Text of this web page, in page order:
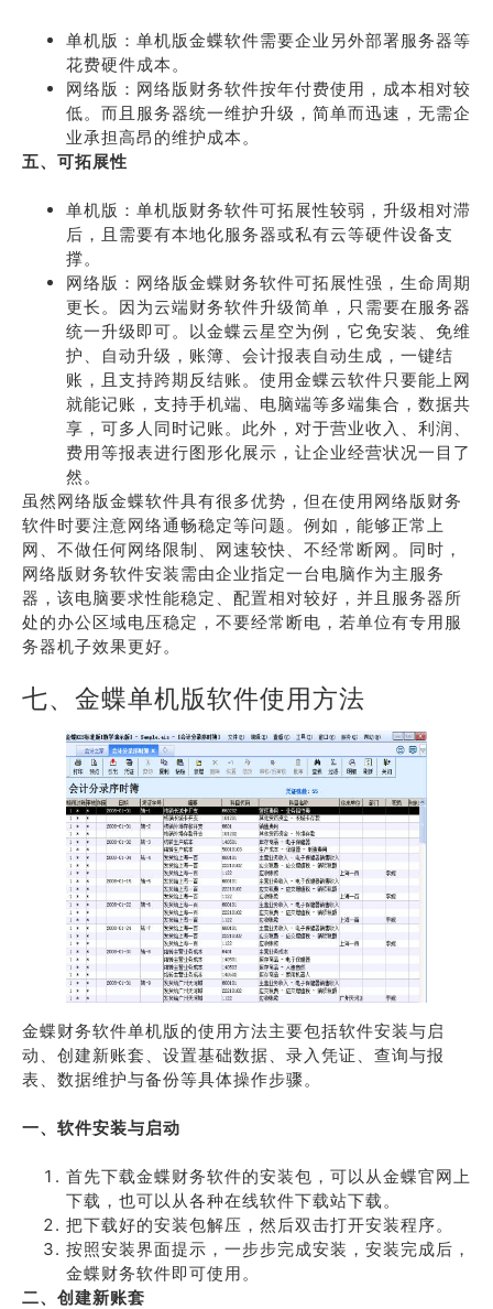
单机版：单机版金蝶软件需要企业另外部署服务器等
花费硬件成本。
网络版：网络版财务软件按年付费使用，成本相对较
低。而且服务器统一维护升级，简单而迅速，无需企
业承担高昂的维护成本。
五、可拓展性
单机版：单机版财务软件可拓展性较弱，升级相对滞
后，且需要有本地化服务器或私有云等硬件设备支
撑。
网络版：网络版金蝶财务软件可拓展性强，生命周期
更长。因为云端财务软件升级简单，只需要在服务器
统一升级即可。以金蝶云星空为例，它免安装、免维
护、自动升级，账簿、会计报表自动生成，一键结
账，且支持跨期反结账。使用金蝶云软件只要能上网
就能记账，支持手机端、电脑端等多端集合，数据共
享，可多人同时记账。此外，对于营业收入、利润、
费用等报表进行图形化展示，让企业经营状况一目了
然。
虽然网络版金蝶软件具有很多优势，但在使用网络版财务
软件时要注意网络通畅稳定等问题。例如，能够正常上
网、不做任何网络限制、网速较快、不经常断网。同时，
网络版财务软件安装需由企业指定一台电脑作为主服务
器，该电脑要求性能稳定、配置相对较好，并且服务器所
处的办公区域电压稳定，不要经常断电，若单位有专用服
务器机子效果更好。
七、金蝶单机版软件使用方法
金蝶财务软件单机版的使用方法主要包括软件安装与启
动、创建新账套、设置基础数据、录入凭证、查询与报
表、数据维护与备份等具体操作步骤。
一、软件安装与启动
首先下载金蝶财务软件的安装包，可以从金蝶官网上
下载，也可以从各种在线软件下载站下载。
把下载好的安装包解压，然后双击打开安装程序。
按照安装界面提示，一步步完成安装，安装完成后，
金蝶财务软件即可使用。
二、创建新账套